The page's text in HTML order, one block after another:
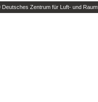
Zentrum für Luft- und